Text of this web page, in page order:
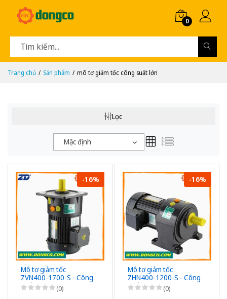
0
Trang chủ Sản phẩm mô tơ giảm tốc công suất lớn
Lọc
Mặc định
-16%
Mô tơ giảm tốc
ZVN400-1700-S - Công
suất 400W (1/2HP) -
1/1700 - Chân đế -
(0)
-16%
Mô tơ giảm tốc
ZHN400-1200-S - Công
suất 400W (1/2HP) -
1/1200 - Chân đế -
(0)